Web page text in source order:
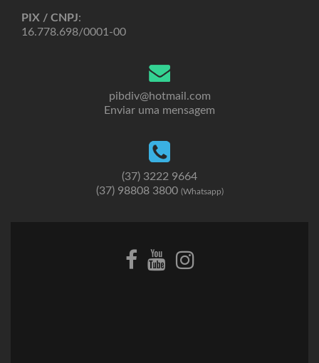
PIX / CNPJ:
16.778.698/0001-00
pibdiv@hotmail.com
Enviar uma mensagem
(37) 3222 9664
(37) 98808 3800 (Whatsapp)